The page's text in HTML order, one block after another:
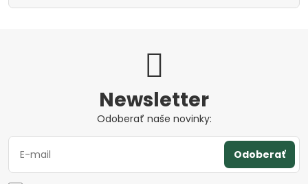
Newsletter
Odoberať naše novinky:
Odoberať